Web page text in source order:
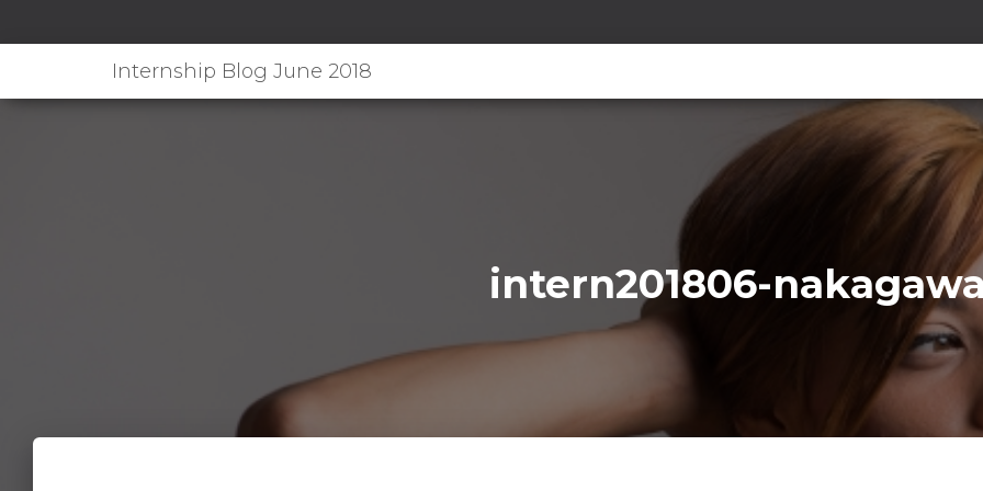
Internship Blog June 2018
intern201806-